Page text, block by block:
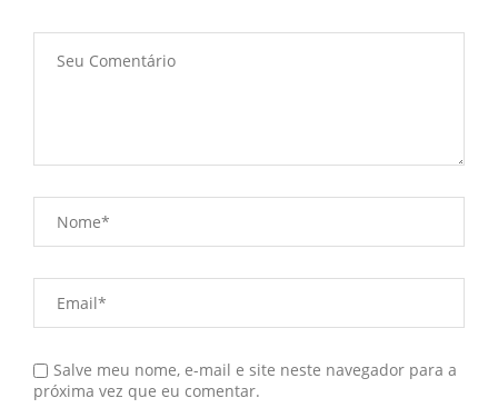
Salve meu nome, e-mail e site neste navegador para a
próxima vez que eu comentar.